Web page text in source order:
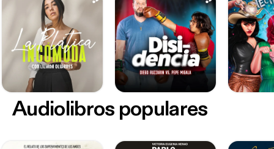
Audiolibros populares